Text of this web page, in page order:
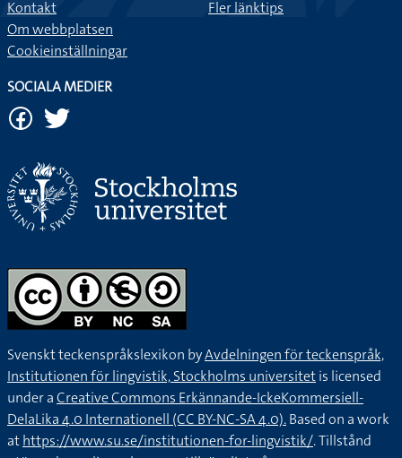
Kontakt
Om webbplatsen
Cookieinställningar
Fler länktips
SOCIALA MEDIER
Svenskt teckenspråkslexikon byAvdelningen för teckenspråk,
Institutionen för lingvistik, Stockholms universitetis licensed
under aCreative Commons Erkännande-IckeKommersiell-
DelaLika 4.0 Internationell (CC BY-NC-SA 4.0).Based on a work
athttps://www.su.se/institutionen-for-lingvistik/. Tillstånd